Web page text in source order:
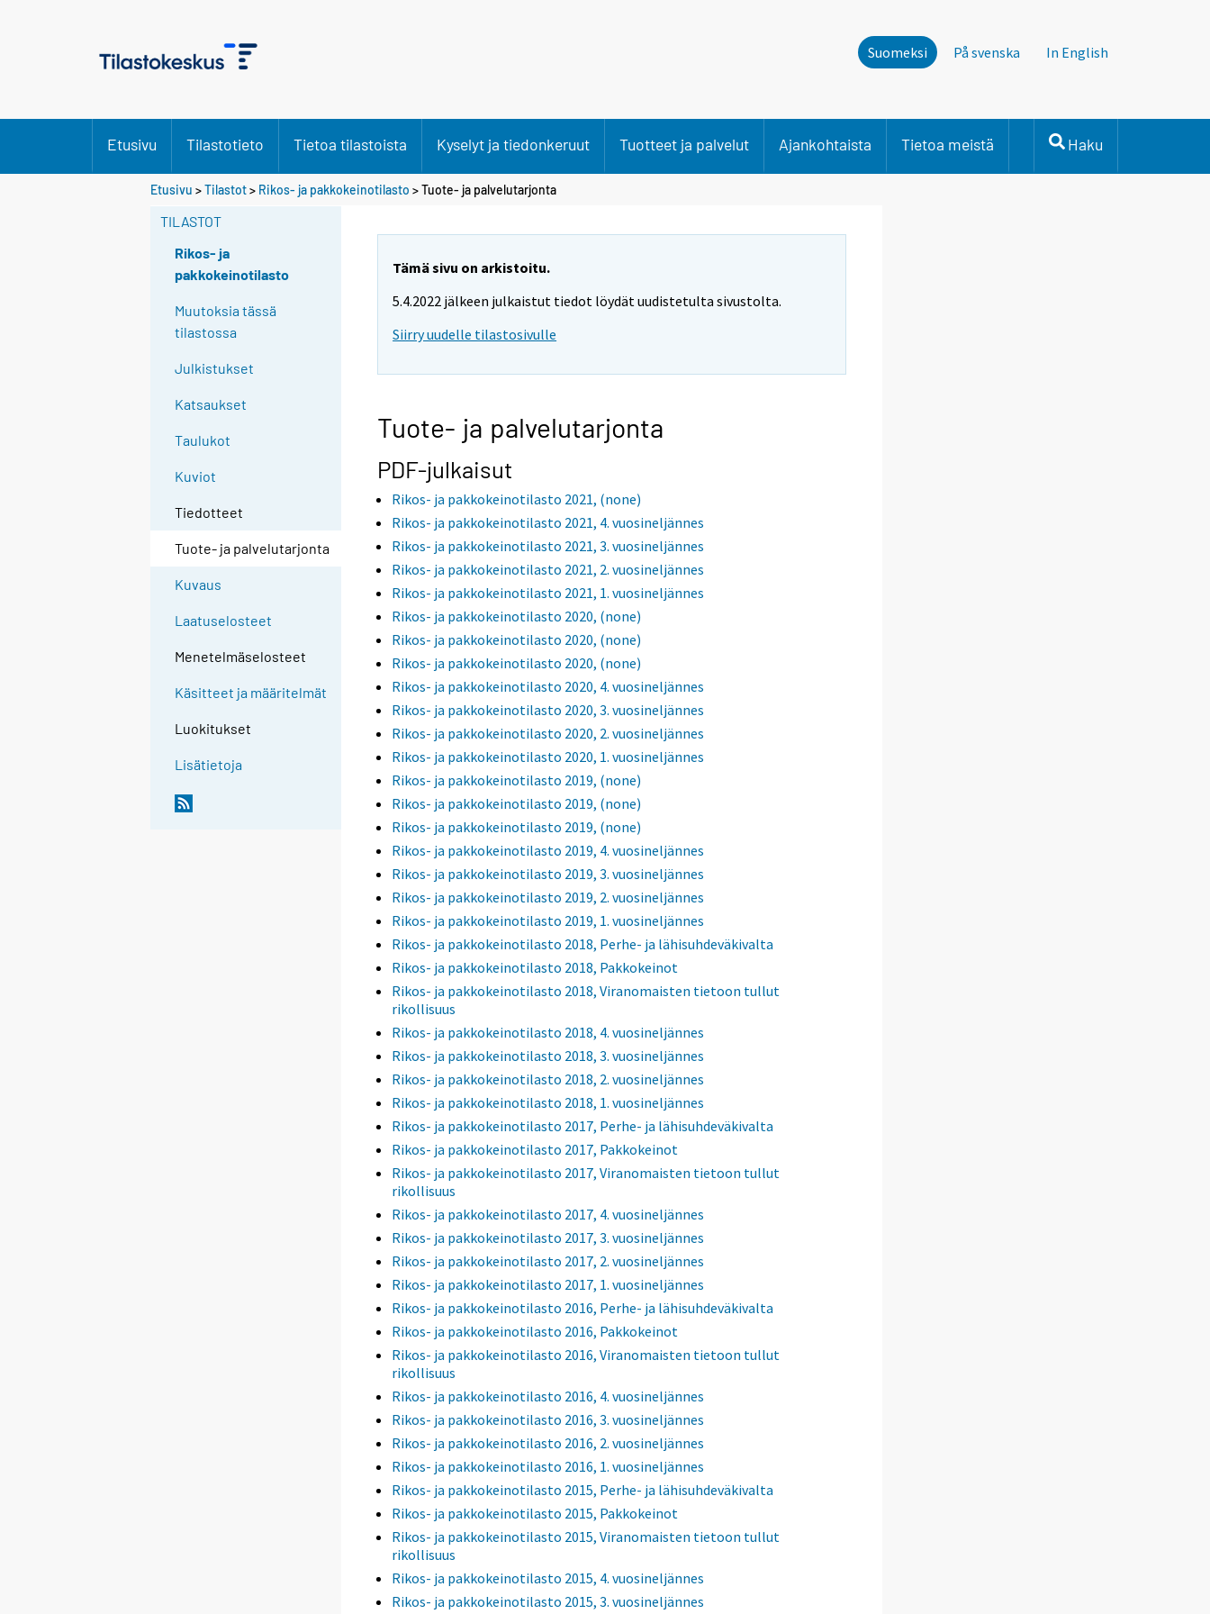
Suomeksi På svenska In English
Etusivu Tilastotieto Tietoa tilastoista Kyselyt ja tiedonkeruut Tuotteet ja palvelut Ajankohtaista Tietoa meistä Haku
Etusivu >Tilastot> Rikos- ja pakkokeinotilasto > Tuote- ja palvelutarjonta
TILASTOT
Rikos- ja
pakkokeinotilasto
Muutoksia tässä
tilastossa
Julkistukset
Katsaukset
Taulukot
Kuviot
Tiedotteet
Tuote- ja palvelutarjonta
Kuvaus
Laatuselosteet
Menetelmäselosteet
Käsitteet ja määritelmät
Luokitukset
Lisätietoja
Tämä sivu on arkistoitu.
5.4.2022 jälkeen julkaistut tiedot löydät uudistetulta sivustolta.
Siirry uudelle tilastosivulle
Tuote- ja palvelutarjonta
PDF-julkaisut
Rikos- ja pakkokeinotilasto 2021, (none)
Rikos- ja pakkokeinotilasto 2021, 4. vuosineljännes
Rikos- ja pakkokeinotilasto 2021, 3. vuosineljännes
Rikos- ja pakkokeinotilasto 2021, 2. vuosineljännes
Rikos- ja pakkokeinotilasto 2021, 1. vuosineljännes
Rikos- ja pakkokeinotilasto 2020, (none)
Rikos- ja pakkokeinotilasto 2020, (none)
Rikos- ja pakkokeinotilasto 2020, (none)
Rikos- ja pakkokeinotilasto 2020, 4. vuosineljännes
Rikos- ja pakkokeinotilasto 2020, 3. vuosineljännes
Rikos- ja pakkokeinotilasto 2020, 2. vuosineljännes
Rikos- ja pakkokeinotilasto 2020, 1. vuosineljännes
Rikos- ja pakkokeinotilasto 2019, (none)
Rikos- ja pakkokeinotilasto 2019, (none)
Rikos- ja pakkokeinotilasto 2019, (none)
Rikos- ja pakkokeinotilasto 2019, 4. vuosineljännes
Rikos- ja pakkokeinotilasto 2019, 3. vuosineljännes
Rikos- ja pakkokeinotilasto 2019, 2. vuosineljännes
Rikos- ja pakkokeinotilasto 2019, 1. vuosineljännes
Rikos- ja pakkokeinotilasto 2018, Perhe- ja lähisuhdeväkivalta
Rikos- ja pakkokeinotilasto 2018, Pakkokeinot
Rikos- ja pakkokeinotilasto 2018, Viranomaisten tietoon tullut
rikollisuus
Rikos- ja pakkokeinotilasto 2018, 4. vuosineljännes
Rikos- ja pakkokeinotilasto 2018, 3. vuosineljännes
Rikos- ja pakkokeinotilasto 2018, 2. vuosineljännes
Rikos- ja pakkokeinotilasto 2018, 1. vuosineljännes
Rikos- ja pakkokeinotilasto 2017, Perhe- ja lähisuhdeväkivalta
Rikos- ja pakkokeinotilasto 2017, Pakkokeinot
Rikos- ja pakkokeinotilasto 2017, Viranomaisten tietoon tullut
rikollisuus
Rikos- ja pakkokeinotilasto 2017, 4. vuosineljännes
Rikos- ja pakkokeinotilasto 2017, 3. vuosineljännes
Rikos- ja pakkokeinotilasto 2017, 2. vuosineljännes
Rikos- ja pakkokeinotilasto 2017, 1. vuosineljännes
Rikos- ja pakkokeinotilasto 2016, Perhe- ja lähisuhdeväkivalta
Rikos- ja pakkokeinotilasto 2016, Pakkokeinot
Rikos- ja pakkokeinotilasto 2016, Viranomaisten tietoon tullut
rikollisuus
Rikos- ja pakkokeinotilasto 2016, 4. vuosineljännes
Rikos- ja pakkokeinotilasto 2016, 3. vuosineljännes
Rikos- ja pakkokeinotilasto 2016, 2. vuosineljännes
Rikos- ja pakkokeinotilasto 2016, 1. vuosineljännes
Rikos- ja pakkokeinotilasto 2015, Perhe- ja lähisuhdeväkivalta
Rikos- ja pakkokeinotilasto 2015, Pakkokeinot
Rikos- ja pakkokeinotilasto 2015, Viranomaisten tietoon tullut
rikollisuus
Rikos- ja pakkokeinotilasto 2015, 4. vuosineljännes
Rikos- ja pakkokeinotilasto 2015, 3. vuosineljännes